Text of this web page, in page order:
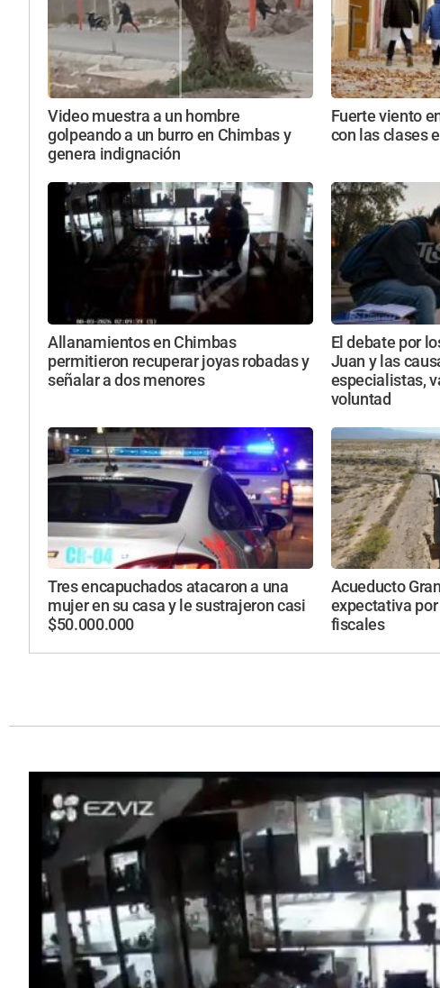
Video muestra a un hombre
golpeando a un burro en Chimbas y
genera indignación
Fuerte viento
con las clases
Allanamientos en Chimbas
permitieron recuperar joyas robadas y
señalar a dos menores
El debate por
Juan y las
especialistas,
voluntad
Tres encapuchados atacaron a una
mujer en su casa y le sustrajeron casi
$50.000.000
Acueducto
expectativa
fiscales